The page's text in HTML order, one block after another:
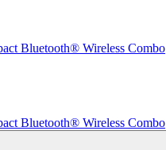
Bluetooth® Wireless Combo
Bluetooth® Wireless Combo